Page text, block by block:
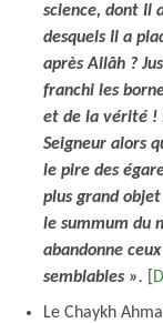
science, dont Il
desquels Il a
après Allâh ?
franchi les
et de la vérité !
Seigneur alors
le pire des
plus grand
le summum du
abandonne
semblables ».
Le Chaykh